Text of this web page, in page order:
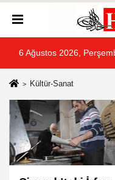
6 Ağustos 2026,
Kültür-Sanat